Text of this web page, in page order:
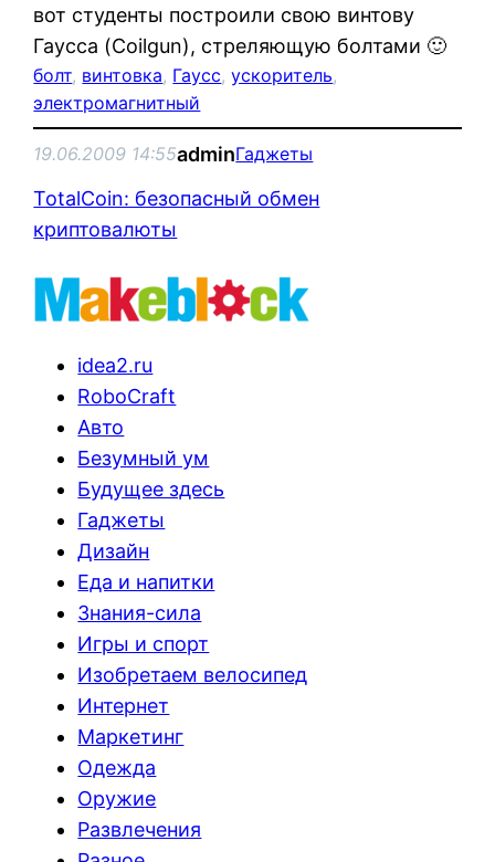
вот студенты построили свою винтову
Гаусса (Coilgun), стреляющую болтами 🙂
болт, винтовка, Гаусс, ускоритель
электромагнитный
19.06.2009 14:55adminГаджеты
TotalCoin: безопасный обмен
криптовалюты
idea2.ru
RoboCraft
Авто
Безумный ум
Будущее здесь
Гаджеты
Дизайн
Еда и напитки
Знания-сила
Игры и спорт
Изобретаем велосипед
Интернет
Маркетинг
Одежда
Оружие
Развлечения